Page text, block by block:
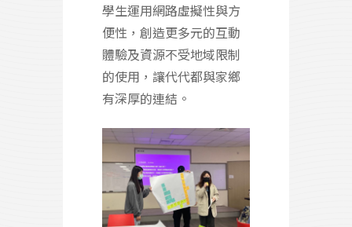
學生運用網路虛擬性與方
便性，創造更多元的互動
體驗及資源不受地域限制
的使用，讓代代都與家鄉
有深厚的連結。